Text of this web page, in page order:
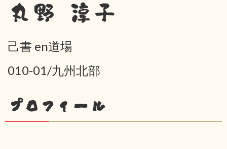
丸野 淳子
己書 en道場
010-01/九州北部
プロフィール